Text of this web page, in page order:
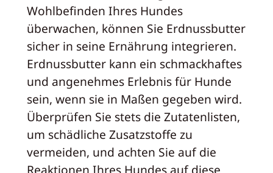
Wohlbefinden Ihres Hundes
überwachen, können Sie Erdnussbutter
sicher in seine Ernährung integrieren.
Erdnussbutter kann ein schmackhaftes
und angenehmes Erlebnis für Hunde
sein, wenn sie in Maßen gegeben wird.
Überprüfen Sie stets die Zutatenlisten,
um schädliche Zusatzstoffe zu
vermeiden, und achten Sie auf die
Reaktionen Ihres Hundes auf diese